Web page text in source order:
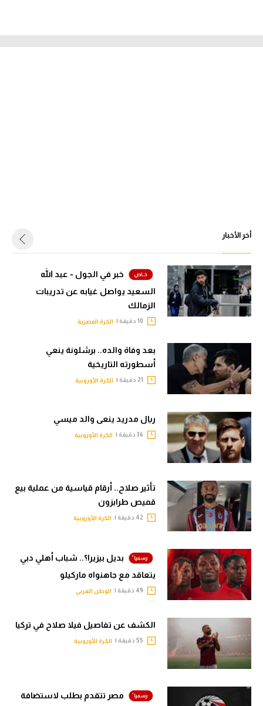
أخر الأخبار
خبر في الجول - عبد الله
السعيد يواصل غيابه عن تدريبات
الزمالك
الكرة المصرية
بعد وفاة والده.. برشلونة ينعي
أسطورته التاريخية
الكرة الأوروبية
ريال مدريد ينعى والد ميسي
الكرة الأوروبية
تأثير صلاح.. أرقام قياسية من عملية بيع
قميص طرابزون
الكرة الأوروبية
بديل بيزيرا؟.. شباب أهلي دبي
يتعاقد مع جاهنواه ماركيلو
الوطن العربي
الكشف عن تفاصيل فيلا صلاح في تركيا
الكرة الأوروبية
مصر تتقدم بطلب لاستضافة